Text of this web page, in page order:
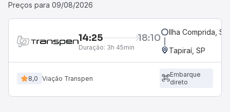
Preços para 09/08/2026
14:25 18:10
Duração: 3h 45min
Ilha Comprida, SP
Tapiraí, SP
8,0 Viação Transpen
Embarque
direto